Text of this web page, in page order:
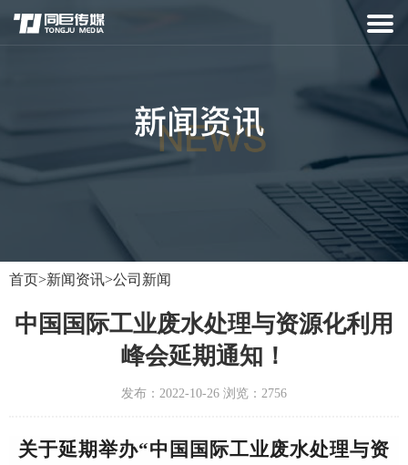
首页>新闻资讯>公司新闻
中国国际工业废水处理与资源化利用
峰会延期通知！
发布：2022-10-26 浏览：2756
关于延期举办“中国国际工业废水处理与资